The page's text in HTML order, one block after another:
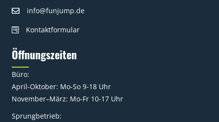
info@funjump.de
Kontaktformular
Öffnungszeiten
Büro:
April-Oktober: Mo-So 9-18 Uhr
November–März: Mo-Fr 10-17 Uhr
Sprungbetrieb: